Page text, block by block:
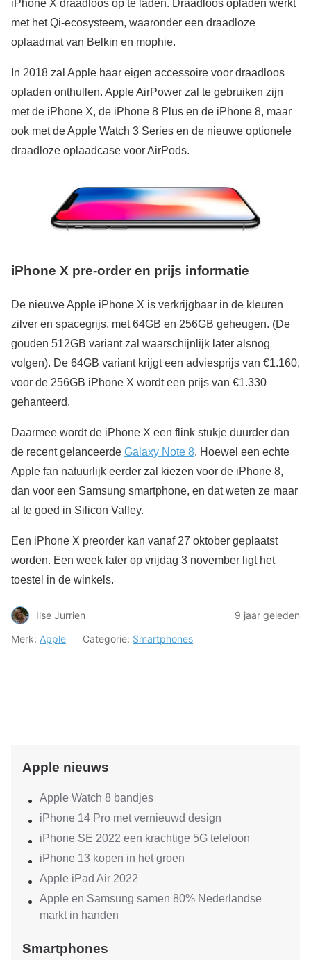
iPhone X draadloos op te laden. Draadloos opladen werkt
met het Qi-ecosysteem, waaronder een draadloze
oplaadmat van Belkin en mophie.
In 2018 zal Apple haar eigen accessoire voor draadloos
opladen onthullen. Apple AirPower zal te gebruiken zijn
met de iPhone X, de iPhone 8 Plus en de iPhone 8, maar
ook met de Apple Watch 3 Series en de nieuwe optionele
draadloze oplaadcase voor AirPods.
iPhone X pre-order en prijs informatie
De nieuwe Apple iPhone X is verkrijgbaar in de kleuren
zilver en spacegrijs, met 64GB en 256GB geheugen. (De
gouden 512GB variant zal waarschijnlijk later alsnog
volgen). De 64GB variant krijgt een adviesprijs van €1.160,
voor de 256GB iPhone X wordt een prijs van €1.330
gehanteerd.
Daarmee wordt de iPhone X een flink stukje duurder dan
de recent gelanceerde Galaxy Note 8. Hoewel een echte
Apple fan natuurlijk eerder zal kiezen voor de iPhone 8,
dan voor een Samsung smartphone, en dat weten ze maar
al te goed in Silicon Valley.
Een iPhone X preorder kan vanaf 27 oktober geplaatst
worden. Een week later op vrijdag 3 november ligt het
toestel in de winkels.
Ilse Jurrien
9 jaar geleden
Merk: Apple Categorie: Smartphones
Apple nieuws
Apple Watch 8 bandjes
iPhone 14 Pro met vernieuwd design
iPhone SE 2022 een krachtige 5G telefoon
iPhone 13 kopen in het groen
Apple iPad Air 2022
Apple en Samsung samen 80% Nederlandse
markt in handen
Smartphones